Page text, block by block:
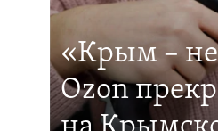
«Крым – не
Ozon